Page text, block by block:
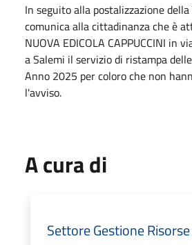
In seguito alla postalizzazione
comunica alla cittadinanza che è
NUOVA EDICOLA CAPPUCCINI in
a Salemi il servizio di ristampa
Anno 2025 per coloro che non
l'avviso.
A cura di
Settore Gestione Risorse